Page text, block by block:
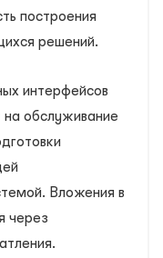
построения
решений.
интерфейсов
обслуживание
Вложения в
через